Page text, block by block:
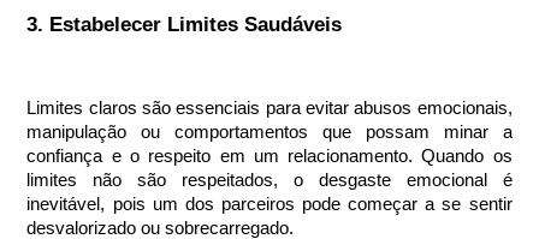
3. Estabelecer Limites Saudáveis
Limites claros são essenciais para evitar abusos emocionais,
manipulação ou comportamentos que possam minar a
confiança e o respeito em um relacionamento. Quando os
limites não são respeitados, o desgaste emocional é
inevitável, pois um dos parceiros pode começar a se sentir
desvalorizado ou sobrecarregado.